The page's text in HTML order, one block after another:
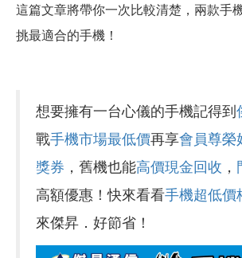
這篇文章將帶你一次比較清楚，兩款手
挑最適合的手機！
想要擁有一台心儀的手機記得到
戰手機市場最低價再享會員尊榮
獎券 ，舊機也能高價現金回收 ，
高額優惠！快來看看手機超低價
來傑昇．好節省！